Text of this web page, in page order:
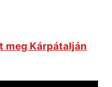
meg Kárpátalján